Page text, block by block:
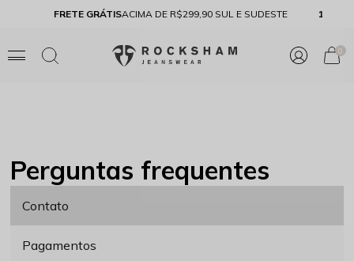
FRETE GRÁTISACIMA DE R$299,90 SUL E SUDESTE
0
Perguntas frequentes
Contato
Pagamentos